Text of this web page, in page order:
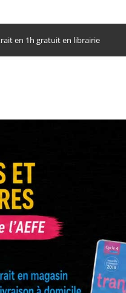
en 1h gratuit en librairie